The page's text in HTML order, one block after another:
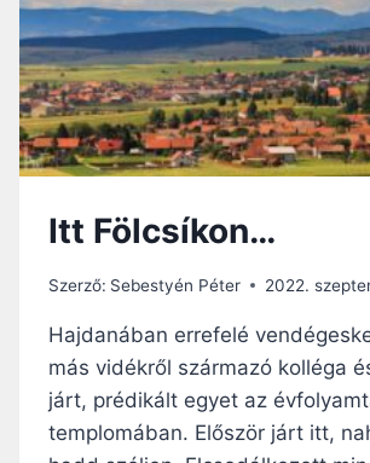
A
A
R
R
A
K
É
I
N
Ü
G
Y
I
Itt Fölcsíkon…
Szerző: Sebestyén Péter 2022.
Hajdanában errefelé
más vidékről származó kolléga
járt, prédikált egyet az
templomában. Először járt itt,